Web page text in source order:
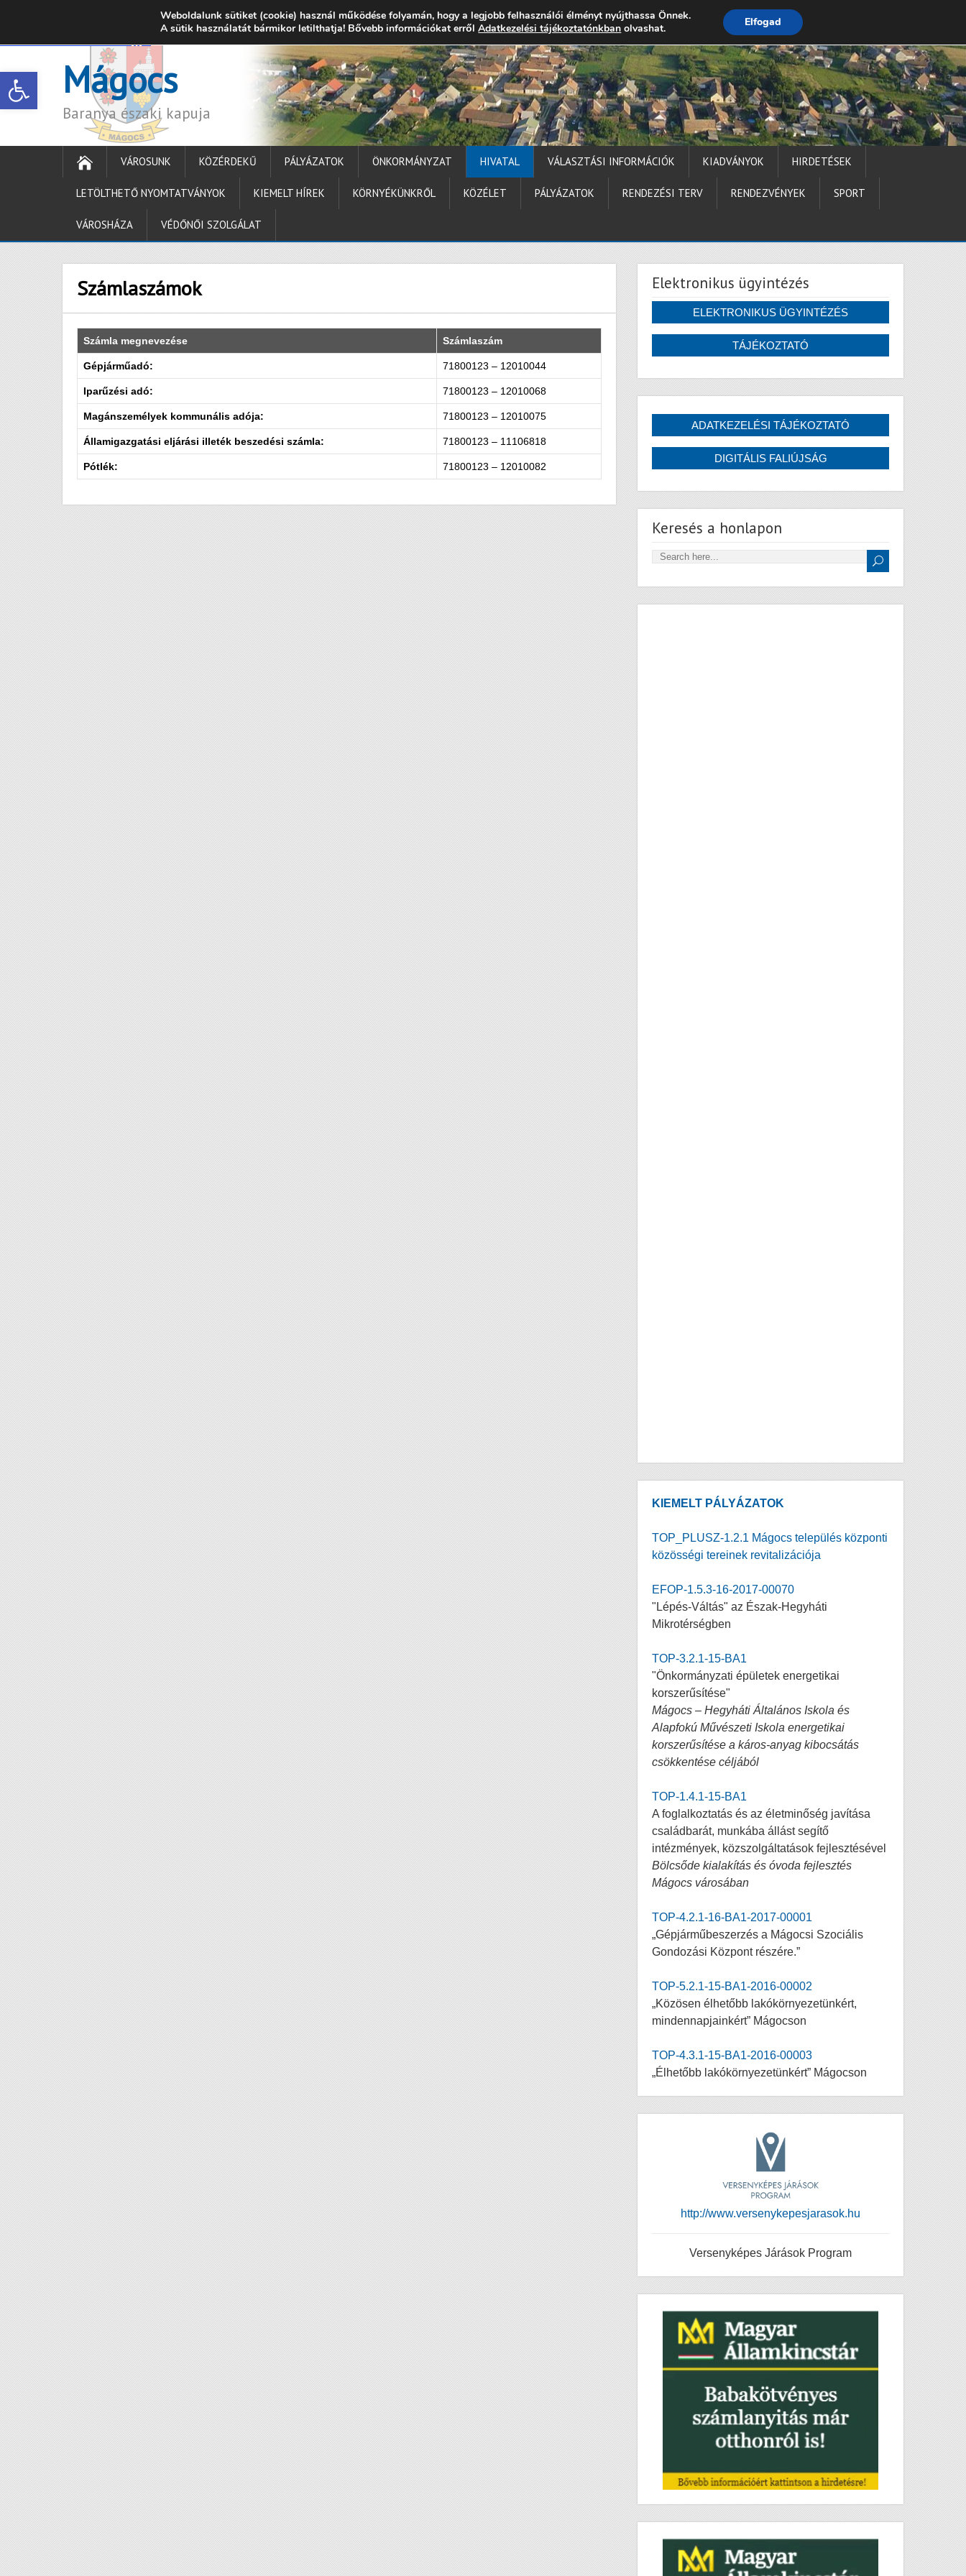
Open toolbar
7342 Mágocs, Szabadság utca 39. onkormanyzat@magocs.hu +36 (72) 451 110 Elérhetőségek Technika segítség Impresszum
Mágocs
Baranya északi kapuja
VÁROSUNK KÖZÉRDEKŰ PÁLYÁZATOK ÖNKORMÁNYZAT HIVATAL VÁLASZTÁSI INFORMÁCIÓK KIADVÁNYOK HIRDETÉSEK
LETÖLTHETŐ NYOMTATVÁNYOK KIEMELT HÍREK KÖRNYÉKÜNKRŐL KÖZÉLET PÁLYÁZATOK RENDEZÉSI TERV RENDEZVÉNYEK SPORT
VÁROSHÁZA VÉDŐNŐI SZOLGÁLAT
Számlaszámok
Számla megnevezése Számlaszám
Gépjárműadó: 71800123 – 12010044
Iparűzési adó: 71800123 – 12010068
Magánszemélyek kommunális adója: 71800123 – 12010075
Államigazgatási eljárási illeték beszedési számla: 71800123 – 11106818
Pótlék: 71800123 – 12010082
Elektronikus ügyintézés
Keresés a honlapon
KIEMELT PÁLYÁZATOK
TOP_PLUSZ-1.2.1 Mágocs település központi
közösségi tereinek revitalizációja
EFOP-1.5.3-16-2017-00070
"Lépés-Váltás" az Észak-Hegyháti
Mikrotérségben
TOP-3.2.1-15-BA1
"Önkormányzati épületek energetikai
korszerűsítése"
Mágocs – Hegyháti Általános Iskola és
Alapfokú Művészeti Iskola energetikai
korszerűsítése a káros-anyag kibocsátás
csökkentése céljából
TOP-1.4.1-15-BA1
A foglalkoztatás és az életminőség javítása
családbarát, munkába állást segítő
intézmények, közszolgáltatások fejlesztésével
Bölcsőde kialakítás és óvoda fejlesztés
Mágocs városában
TOP-4.2.1-16-BA1-2017-00001
„Gépjárműbeszerzés a Mágocsi Szociális
Gondozási Központ részére.”
TOP-5.2.1-15-BA1-2016-00002
„Közösen élhetőbb lakókörnyezetünkért,
mindennapjainkért” Mágocson
TOP-4.3.1-15-BA1-2016-00003
„Élhetőbb lakókörnyezetünkért” Mágocson
http://www.versenykepesjarasok.hu
Versenyképes Járások Program
Weboldalunk sütiket (cookie) használ működése folyamán, hogy a legjobb felhasználói élményt nyújthassa Önnek.
A sütik használatát bármikor letilthatja! Bővebb információkat errőlAdatkezelési tájékoztatónkban olvashat. Elfogad